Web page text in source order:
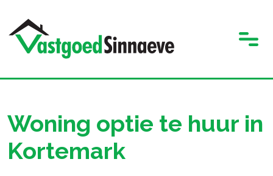
Woning optie te huur in
Kortemark